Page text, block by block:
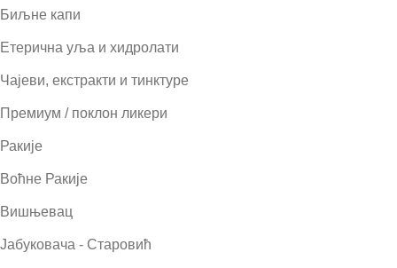
Биљне капи
Етерична уља и хидролати
Чајеви, екстракти и тинктуре
Премиум / поклон ликери
Ракије
Воћне Ракије
Вишњевац
Јабуковача - Старовић